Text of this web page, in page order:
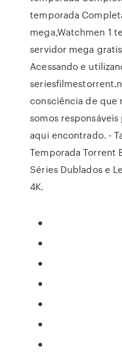
temporada
mega,Watchmen 1
servidor mega
Acessando e
consciência de que
somos responsáveis
aqui encontrado. -
Temporada Torrent
Séries Dublados e
4K.